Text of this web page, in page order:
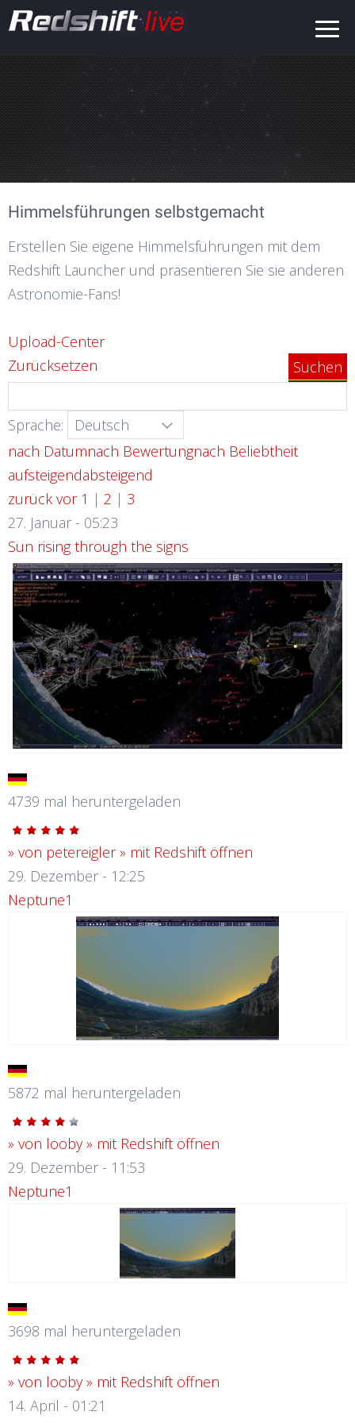
Himmelsführungen selbstgemacht
Erstellen Sie eigene Himmelsführungen mit dem
Redshift Launcher und präsentieren Sie sie anderen
Astronomie-Fans!
Upload-Center
Zurücksetzen
Sprache:
nach Datumnach Bewertungnach Beliebtheit
aufsteigendabsteigend
zurück vor 1 | 2 | 3
27. Januar - 05:23
Sun rising through the signs
4739 mal heruntergeladen
» von petereigler » mit Redshift öffnen
29. Dezember - 12:25
Neptune1
5872 mal heruntergeladen
» von looby » mit Redshift öffnen
29. Dezember - 11:53
Neptune1
3698 mal heruntergeladen
» von looby » mit Redshift öffnen
14. April - 01:21